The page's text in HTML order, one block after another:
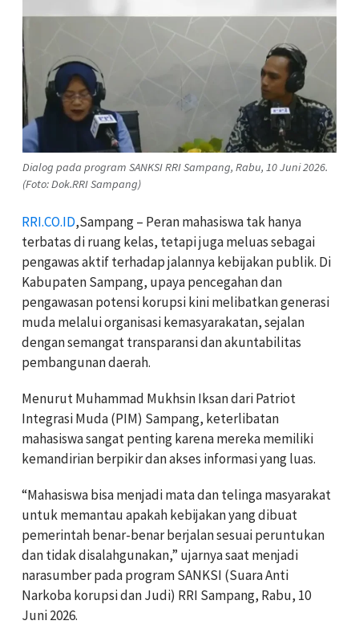
Dialog pada program SANKSI RRI Sampang, Rabu, 10 Juni 2026.
(Foto: Dok.RRI Sampang)
RRI.CO.ID,Sampang – Peran mahasiswa tak hanya
terbatas di ruang kelas, tetapi juga meluas sebagai
pengawas aktif terhadap jalannya kebijakan publik. Di
Kabupaten Sampang, upaya pencegahan dan
pengawasan potensi korupsi kini melibatkan generasi
muda melalui organisasi kemasyarakatan, sejalan
dengan semangat transparansi dan akuntabilitas
pembangunan daerah.
Menurut Muhammad Mukhsin Iksan dari Patriot
Integrasi Muda (PIM) Sampang, keterlibatan
mahasiswa sangat penting karena mereka memiliki
kemandirian berpikir dan akses informasi yang luas.
“Mahasiswa bisa menjadi mata dan telinga masyarakat
untuk memantau apakah kebijakan yang dibuat
pemerintah benar-benar berjalan sesuai peruntukan
dan tidak disalahgunakan,” ujarnya saat menjadi
narasumber pada program SANKSI (Suara Anti
Narkoba korupsi dan Judi) RRI Sampang, Rabu, 10
Juni 2026.